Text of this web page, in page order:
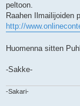
peltoon.
Raahen Ilmailijoiden
http://
Huomenna sitten
-Sakke-
-Sakari-